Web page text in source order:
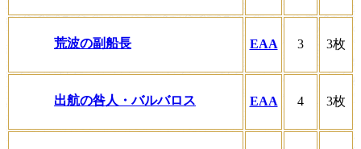
荒波の副船長 EAA 3 3枚
出航の咎人・バルバロス EAA 4 3枚